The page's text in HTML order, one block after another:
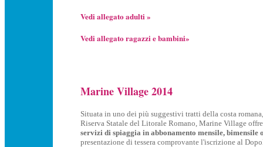
Vedi allegato adulti »
Vedi allegato ragazzi e bambini»
Marine Village 2014
Situata in uno dei più suggestivi tratti della costa
Riserva Statale del Litorale Romano, Marine Village
servizi di spiaggia in abbonamento mensile, bimensile
presentazione di tessera comprovante l'iscrizione al